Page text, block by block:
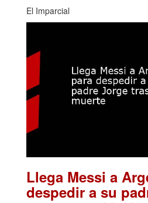
El Imparcial
Llega Messi a
despedir a su